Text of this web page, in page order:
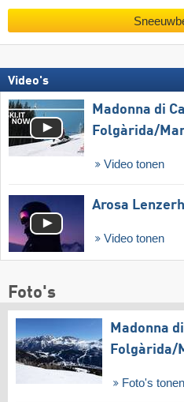
Video's
Madonna di
Folgàrida/​
Video tonen
Arosa
Video tonen
Foto's
Madonna
Folgàrida/​
Foto's tonen